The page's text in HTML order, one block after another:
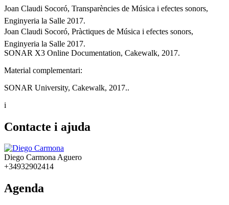
Joan Claudi Socoró, Transparències de Música i efectes sonors,
Enginyeria la Salle 2017.
Joan Claudi Socoró, Pràctiques de Música i efectes sonors,
Enginyeria la Salle 2017.
SONAR X3 Online Documentation, Cakewalk, 2017.
Material complementari:
SONAR University, Cakewalk, 2017..
i
Contacte i ajuda
Diego Carmona Aguero
+34932902414
Agenda